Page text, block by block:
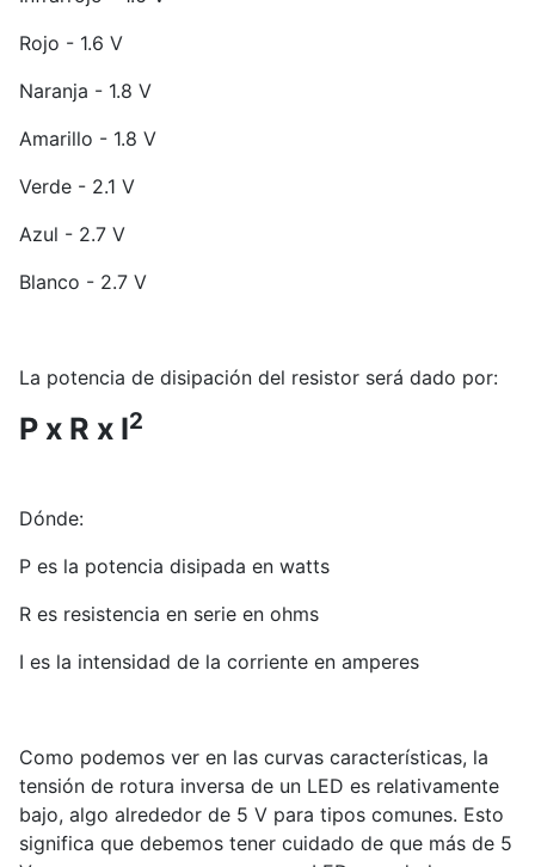
Rojo - 1.6 V
Naranja - 1.8 V
Amarillo - 1.8 V
Verde - 2.1 V
Azul - 2.7 V
Blanco - 2.7 V
La potencia de disipación del resistor será dado por:
P x R x I2
Dónde:
P es la potencia disipada en watts
R es resistencia en serie en ohms
I es la intensidad de la corriente en amperes
Como podemos ver en las curvas características, la
tensión de rotura inversa de un LED es relativamente
bajo, algo alrededor de 5 V para tipos comunes. Esto
significa que debemos tener cuidado de que más de 5